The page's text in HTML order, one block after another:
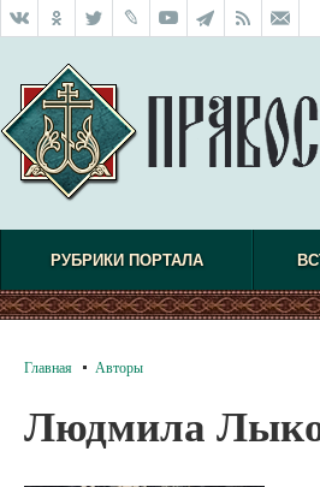
РУБРИКИ ПОРТАЛА
Главная Авторы
Людмила